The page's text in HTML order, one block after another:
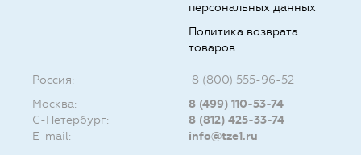
персональных данных
Политика возврата
товаров
Россия:
8 (800) 555-96-52
Москва:
8 (499) 110-53-74
С-Петербург:
8 (812) 425-33-74
E-mail:
info@tze1.ru